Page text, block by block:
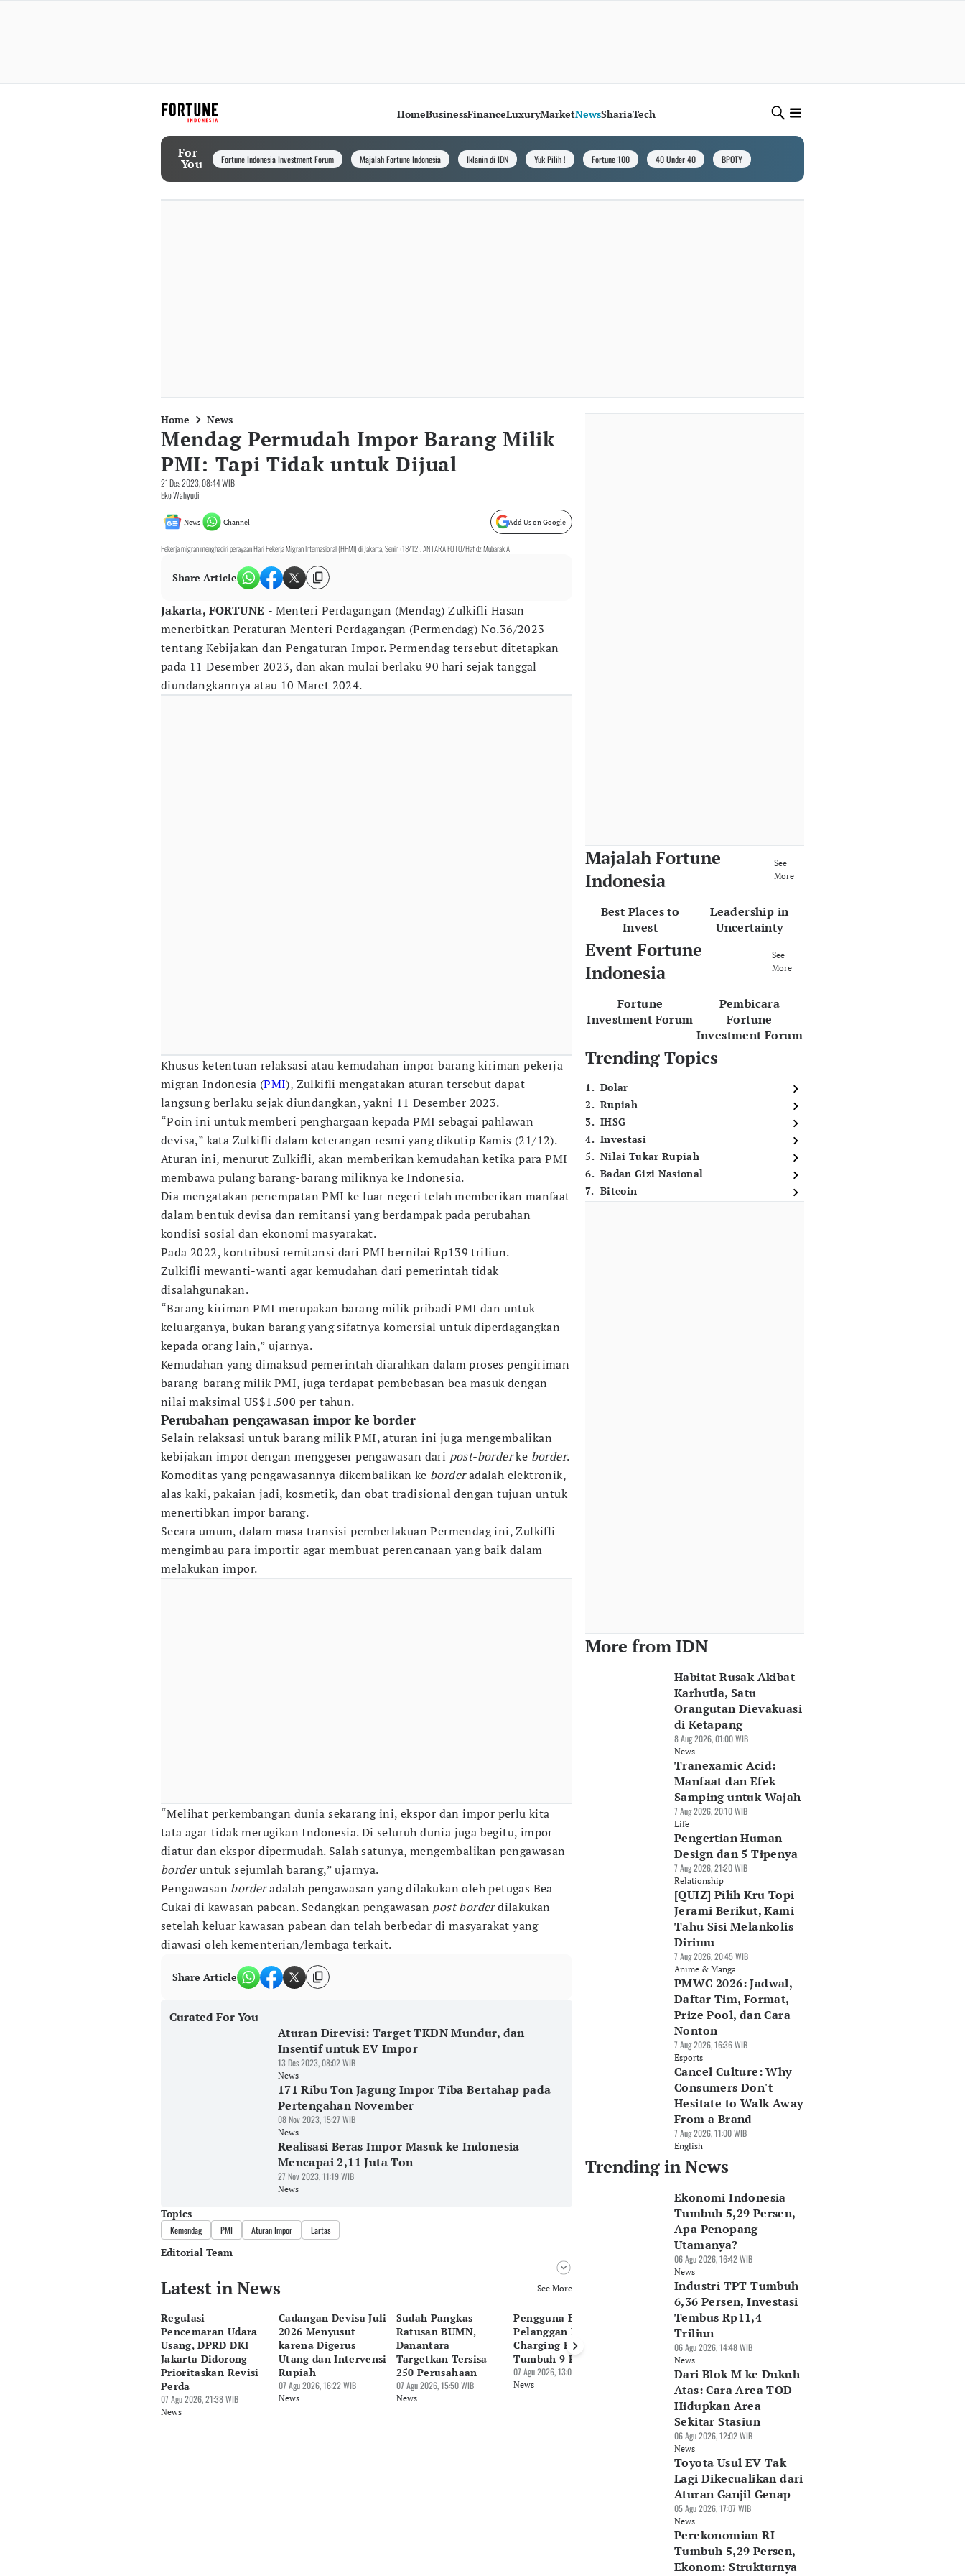
HomeBusinessFinanceLuxuryMarketNewsShariaTech
For
You Fortune Indonesia Investment Forum Majalah Fortune Indonesia Iklanin di IDN Yuk Pilih ! Fortune 100 40 Under 40 BPOTY
Home News
Mendag Permudah Impor Barang Milik
PMI: Tapi Tidak untuk Dijual
21 Des 2023, 08:44 WIB
Eko Wahyudi
News Channel Add Us on Google
Pekerja migran menghadiri perayaan Hari Pekerja Migran Internasional (HPMI) di Jakarta, Senin (18/12). ANTARA FOTO/Hafidz Mubarak A
Share Article
Jakarta, FORTUNE - Menteri Perdagangan (Mendag) Zulkifli Hasan
menerbitkan Peraturan Menteri Perdagangan (Permendag) No.36/2023
tentang Kebijakan dan Pengaturan Impor. Permendag tersebut ditetapkan
pada 11 Desember 2023, dan akan mulai berlaku 90 hari sejak tanggal
diundangkannya atau 10 Maret 2024.
Khusus ketentuan relaksasi atau kemudahan impor barang kiriman pekerja
migran Indonesia (PMI), Zulkifli mengatakan aturan tersebut dapat
langsung berlaku sejak diundangkan, yakni 11 Desember 2023.
“Poin ini untuk memberi penghargaan kepada PMI sebagai pahlawan
devisa,” kata Zulkifli dalam keterangan resmi yang dikutip Kamis (21/12).
Aturan ini, menurut Zulkifli, akan memberikan kemudahan ketika para PMI
membawa pulang barang-barang miliknya ke Indonesia.
Dia mengatakan penempatan PMI ke luar negeri telah memberikan manfaat
dalam bentuk devisa dan remitansi yang berdampak pada perubahan
kondisi sosial dan ekonomi masyarakat.
Pada 2022, kontribusi remitansi dari PMI bernilai Rp139 triliun.
Zulkifli mewanti-wanti agar kemudahan dari pemerintah tidak
disalahgunakan.
“Barang kiriman PMI merupakan barang milik pribadi PMI dan untuk
keluarganya, bukan barang yang sifatnya komersial untuk diperdagangkan
kepada orang lain,” ujarnya.
Kemudahan yang dimaksud pemerintah diarahkan dalam proses pengiriman
barang-barang milik PMI, juga terdapat pembebasan bea masuk dengan
nilai maksimal US$1.500 per tahun.
Perubahan pengawasan impor ke border
Selain relaksasi untuk barang milik PMI, aturan ini juga mengembalikan
kebijakan impor dengan menggeser pengawasan dari post-borderke border.
Komoditas yang pengawasannya dikembalikan ke borderadalah elektronik,
alas kaki, pakaian jadi, kosmetik, dan obat tradisional dengan tujuan untuk
menertibkan impor barang.
Secara umum, dalam masa transisi pemberlakuan Permendag ini, Zulkifli
mengimbau para importir agar membuat perencanaan yang baik dalam
melakukan impor.
“Melihat perkembangan dunia sekarang ini, ekspor dan impor perlu kita
tata agar tidak merugikan Indonesia. Di seluruh dunia juga begitu, impor
diatur dan ekspor dipermudah. Salah satunya, mengembalikan pengawasan
borderuntuk sejumlah barang,” ujarnya.
Pengawasan borderadalah pengawasan yang dilakukan oleh petugas Bea
Cukai di kawasan pabean. Sedangkan pengawasan post borderdilakukan
setelah keluar kawasan pabean dan telah berbedar di masyarakat yang
diawasi oleh kementerian/lembaga terkait.
Share Article
Curated For You
Aturan Direvisi: Target TKDN Mundur, dan
Insentif untuk EV Impor
13 Des 2023, 08:02 WIB
News
171 Ribu Ton Jagung Impor Tiba Bertahap pada
Pertengahan November
08 Nov 2023, 15:27 WIB
News
Realisasi Beras Impor Masuk ke Indonesia
Mencapai 2,11 Juta Ton
27 Nov 2023, 11:19 WIB
News
Topics
Kemendag PMI Aturan Impor Lartas
Editorial Team
Editor
Bonardo Maulana
Editor
Eko Wahyudi
Latest in News See More
Regulasi
Pencemaran Udara
Usang, DPRD DKI
Jakarta Didorong
Prioritaskan Revisi
Perda
07 Agu 2026, 21:38 WIB
News
Cadangan Devisa Juli
2026 Menyusut
karena Digerus
Utang dan Intervensi
Rupiah
07 Agu 2026, 16:22 WIB
News
Sudah Pangkas
Ratusan BUMN,
Danantara
Targetkan Tersisa
250 Perusahaan
07 Agu 2026, 15:50 WIB
News
Pengguna EV Naik,
Pelanggan Home
Charging PLN
Tumbuh 9 Persen
07 Agu 2026, 13:06 WIB
News
Pasar Alas Kaki RI
Berpotensi Rp290
Triliun, Industri
Minta Deregulasi
07 Agu 2026, 10:41 WIB
DJP Tunda
Commerce, Pajak
Dipotong
07 Agu 2026, 07:58 WIB
Majalah Fortune
Indonesia
See
More
Best Places to
Invest
Leadership in
Uncertainty
Event Fortune
Indonesia
See
More
Fortune
Investment Forum
Pembicara
Fortune
Investment Forum
Trending Topics
1. Dolar
2. Rupiah
3. IHSG
4. Investasi
5. Nilai Tukar Rupiah
6. Badan Gizi Nasional
7. Bitcoin
More from IDN
Habitat Rusak Akibat
Karhutla, Satu
Orangutan Dievakuasi
di Ketapang
8 Aug 2026, 01:00 WIB
News
Tranexamic Acid:
Manfaat dan Efek
Samping untuk Wajah
7 Aug 2026, 20:10 WIB
Life
Pengertian Human
Design dan 5 Tipenya
7 Aug 2026, 21:20 WIB
Relationship
[QUIZ] Pilih Kru Topi
Jerami Berikut, Kami
Tahu Sisi Melankolis
Dirimu
7 Aug 2026, 20:45 WIB
Anime & Manga
PMWC 2026: Jadwal,
Daftar Tim, Format,
Prize Pool, dan Cara
Nonton
7 Aug 2026, 16:36 WIB
Esports
Cancel Culture: Why
Consumers Don't
Hesitate to Walk Away
From a Brand
7 Aug 2026, 11:00 WIB
English
Trending in News
Ekonomi Indonesia
Tumbuh 5,29 Persen,
Apa Penopang
Utamanya?
06 Agu 2026, 16:42 WIB
News
Industri TPT Tumbuh
6,36 Persen, Investasi
Tembus Rp11,4
Triliun
06 Agu 2026, 14:48 WIB
News
Dari Blok M ke Dukuh
Atas: Cara Area TOD
Hidupkan Area
Sekitar Stasiun
06 Agu 2026, 12:02 WIB
News
Toyota Usul EV Tak
Lagi Dikecualikan dari
Aturan Ganjil Genap
05 Agu 2026, 17:07 WIB
News
Perekonomian RI
Tumbuh 5,29 Persen,
Ekonom: Strukturnya